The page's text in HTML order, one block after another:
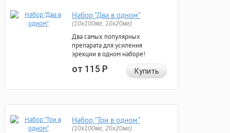
Набор "Два в одном"
(10x100мг, 10x20мг)
Два самых популярных
препарата для усиления
эрекции в одном наборе!
от 115Р Купить
Набор "Три в одном"
(10x100мг, 20x20мг)